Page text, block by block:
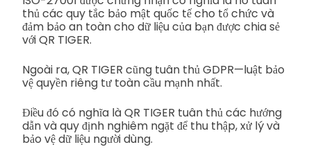
thủ các quy tắc bảo mật quốc tế cho tổ chức và
đảm bảo an toàn cho dữ liệu của bạn được chia sẻ
với QR TIGER.
Ngoài ra, QR TIGER cũng tuân thủ GDPR—luật bảo
vệ quyền riêng tư toàn cầu mạnh nhất.
Điều đó có nghĩa là QR TIGER tuân thủ các hướng
dẫn và quy định nghiêm ngặt để thu thập, xử lý và
bảo vệ dữ liệu người dùng.